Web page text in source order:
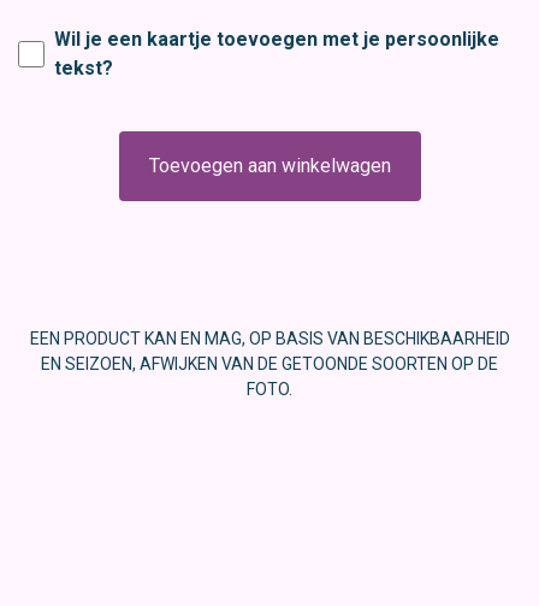
Wil je een kaartje toevoegen met je persoonlijke
tekst?
Toevoegen aan winkelwagen
EEN PRODUCT KAN EN MAG, OP BASIS VAN BESCHIKBAARHEID
EN SEIZOEN, AFWIJKEN VAN DE GETOONDE SOORTEN OP DE
FOTO.